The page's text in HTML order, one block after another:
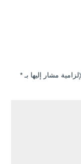
مشار إليها بـ *